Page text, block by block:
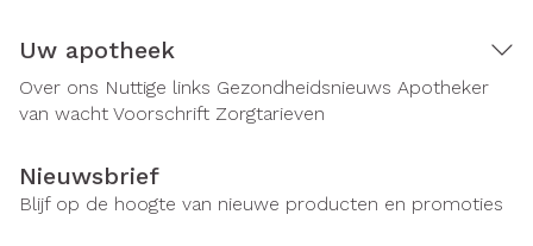
Uw apotheek
Over ons Nuttige links Gezondheidsnieuws Apotheker
van wacht Voorschrift Zorgtarieven
Nieuwsbrief
Blijf op de hoogte van nieuwe producten en promoties